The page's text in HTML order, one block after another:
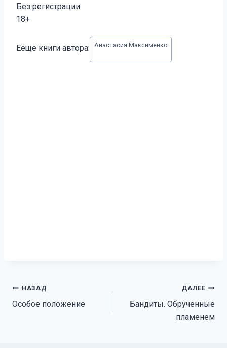
Без регистрации
18+
записи:
Ееще книги автора: Анастасия Максименко
Навигация
по
НАЗАД
Особое положение
ДАЛЕЕ
Бандиты. Обрученные
пламенем